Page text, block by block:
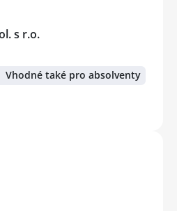
s r.o.
Vhodné také pro absolventy